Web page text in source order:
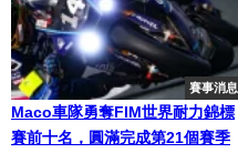
賽事消息
Maco車隊勇奪FIM世界耐力錦標
賽前十名，圓滿完成第21個賽季